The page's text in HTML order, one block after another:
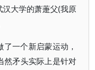
大学的萧萐父(我原
一个新启蒙运动，
然矛头实际上是针对